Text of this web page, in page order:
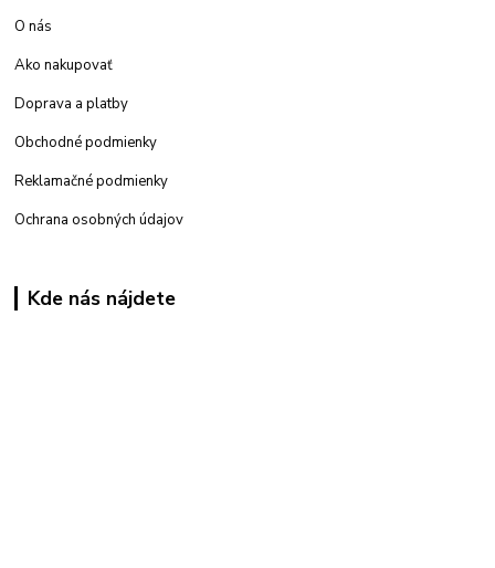
O nás
Ako nakupovať
Doprava a platby
Obchodné podmienky
Reklamačné podmienky
Ochrana osobných údajov
Kde nás nájdete